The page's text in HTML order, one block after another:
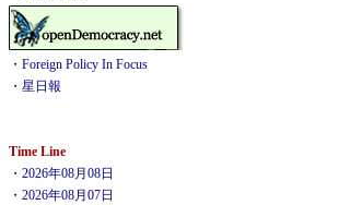
・ Foreign Policy In Focus
・ 星日報
Time Line
・ 2026年08月08日
・ 2026年08月07日